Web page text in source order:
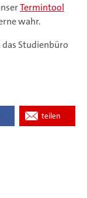
Termintool
wahr.
Studienbüro
teilen